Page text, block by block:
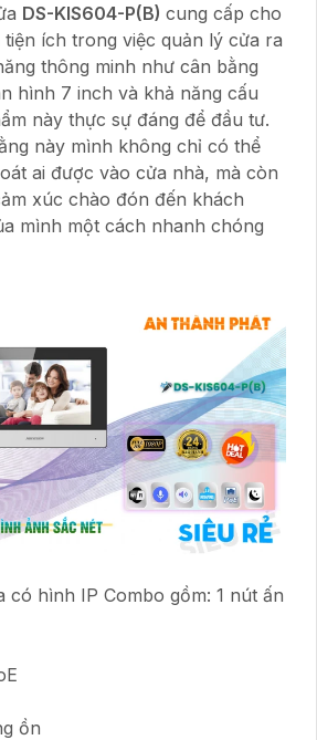
DS-KIS604-P(B) cung cấp cho
ích trong việc quản lý cửa ra
thông minh như cân bằng
hình 7 inch và khả năng cấu
này thực sự đáng để đầu tư.
này mình không chỉ có thể
ai được vào cửa nhà, mà còn
xúc chào đón đến khách
mình một cách nhanh chóng
có hình IP Combo gồm: 1 nút ấn
ồn